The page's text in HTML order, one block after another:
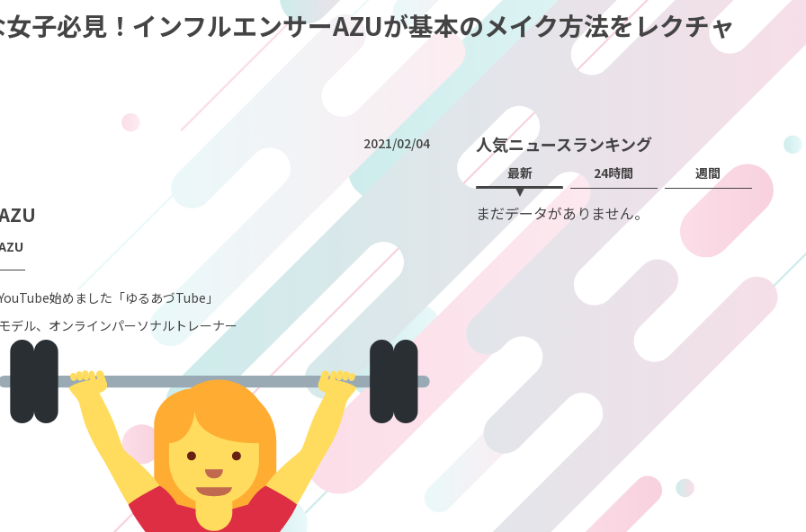
子必見！インフルエンサーAZUが基本のメイク方法をレクチャ
2021/02/04
始めました「ゆるあづTube」
デル、オンラインパーソナルトレーナー
人気ニュースランキング
最新 24時間 週間
まだデータがありません。